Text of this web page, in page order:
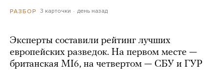
РАЗБОР 3 карточки день назад
Эксперты составили рейтинг лучших
европейских разведок. На первом месте —
британская MI6, на четвертом — СБУ и ГУР